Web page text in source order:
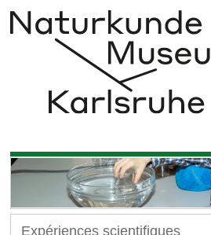
Expériences scientifiques